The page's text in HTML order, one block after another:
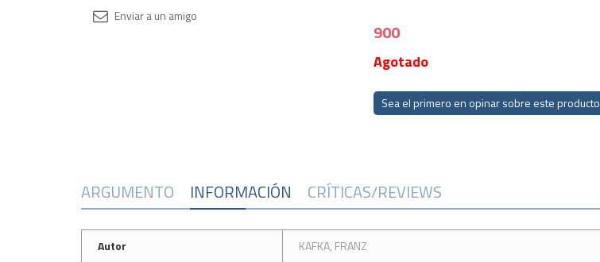
900
Agotado
Sea el primero en opinar sobre este producto
ARGUMENTO INFORMACIÓN CRÍTICAS/REVIEWS
Autor
KAFKA, FRANZ